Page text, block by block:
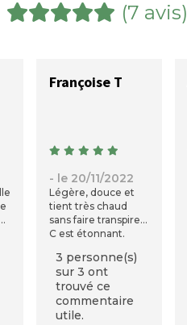
(7 avis)
Françoise T
- le 20/11/2022
Légère, douce et
tient très chaud
sans faire transpirer.
C est étonnant.
être.
3 personne(s)
sur 3 ont
trouvé ce
commentaire
utile.